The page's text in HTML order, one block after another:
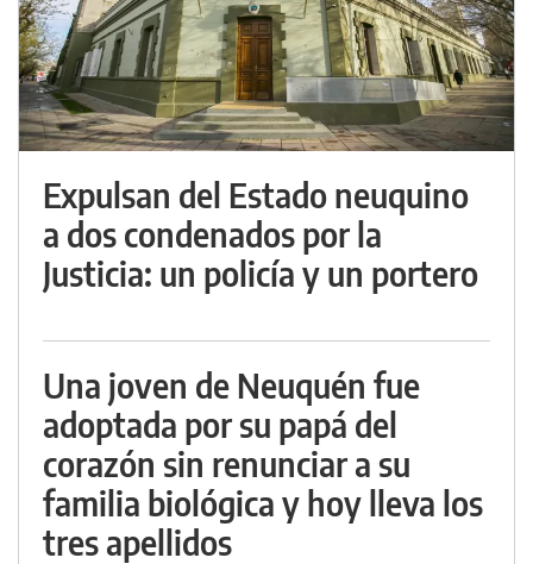
Expulsan del Estado neuquino
a dos condenados por la
Justicia: un policía y un portero
Una joven de Neuquén fue
adoptada por su papá del
corazón sin renunciar a su
familia biológica y hoy lleva los
tres apellidos